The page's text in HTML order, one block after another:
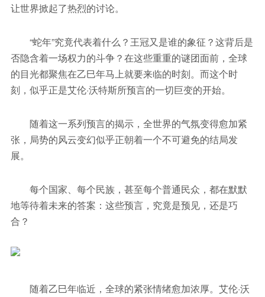
让世界掀起了热烈的讨论。
“蛇年”究竟代表着什么？王冠又是谁的象征？这背后是
否隐含着一场权力的斗争？在这些重重的谜团面前，全球
的目光都聚焦在乙巳年马上就要来临的时刻。而这个时
刻，似乎正是艾伦·沃特斯所预言的一切巨变的开始。
随着这一系列预言的揭示，全世界的气氛变得愈加紧
张，局势的风云变幻似乎正朝着一个不可避免的结局发
展。
每个国家、每个民族，甚至每个普通民众，都在默默
地等待着未来的答案：这些预言，究竟是预见，还是巧
合？
随着乙巳年临近，全球的紧张情绪愈加浓厚。艾伦·沃